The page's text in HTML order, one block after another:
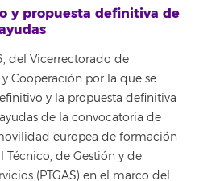
y propuesta definitiva de
del Vicerrectorado de
Cooperación por la que se
y la propuesta definitiva
de la convocatoria de
europea de formación
Técnico, de Gestión y de
(PTGAS) en el marco del